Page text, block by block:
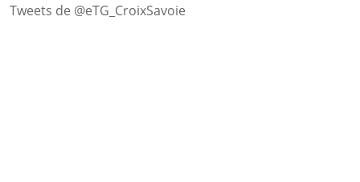
Tweets de @eTG_CroixSavoie